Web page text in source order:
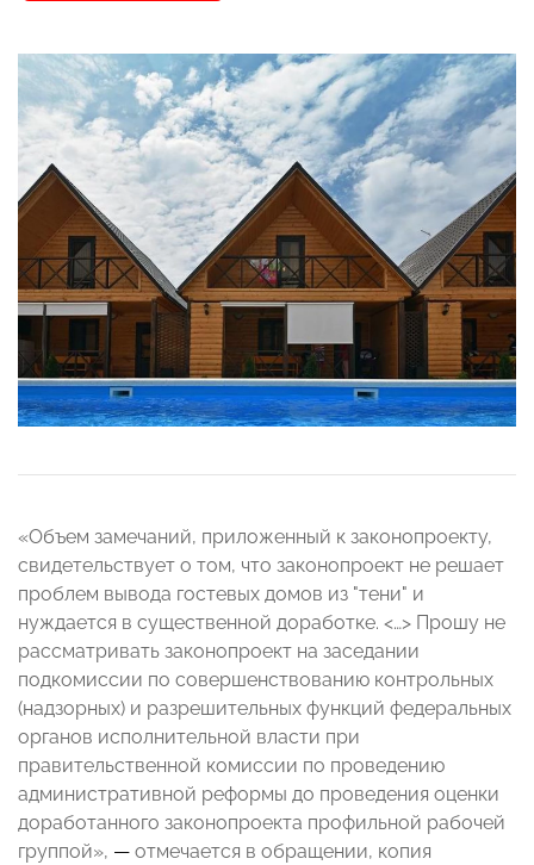
«Объем замечаний, приложенный к законопроекту,
свидетельствует о том, что законопроект не решает
проблем вывода гостевых домов из "тени" и
нуждается в существенной доработке. <…> Прошу не
рассматривать законопроект на заседании
подкомиссии по совершенствованию контрольных
(надзорных) и разрешительных функций федеральных
органов исполнительной власти при
правительственной комиссии по проведению
административной реформы до проведения оценки
доработанного законопроекта профильной рабочей
группой», — отмечается в обращении, копия